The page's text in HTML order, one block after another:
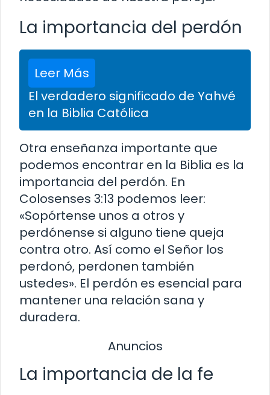
La importancia del perdón
Leer Más
El verdadero significado de Yahvé
en la Biblia Católica
Otra enseñanza importante que
podemos encontrar en la Biblia es la
importancia del perdón. En
Colosenses 3:13 podemos leer:
«Sopórtense unos a otros y
perdónense si alguno tiene queja
contra otro. Así como el Señor los
perdonó, perdonen también
ustedes». El perdón es esencial para
mantener una relación sana y
duradera.
Anuncios
La importancia de la fe